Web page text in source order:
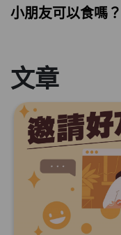
小朋友可以食嗎？
文章